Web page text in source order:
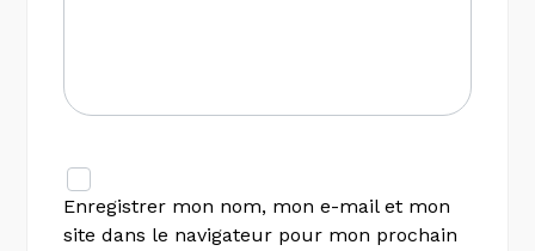
Enregistrer mon nom, mon e-mail et mon
site dans le navigateur pour mon prochain